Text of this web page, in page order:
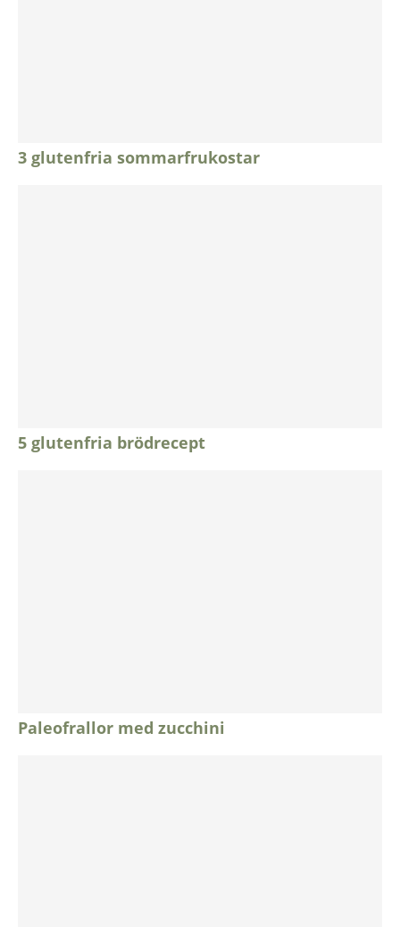
3 glutenfria sommarfrukostar
5 glutenfria brödrecept
Paleofrallor med zucchini